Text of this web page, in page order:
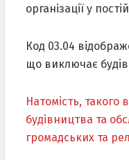
організації у
Код 03.04
що виключає
Натомість, такого
будівництва та
громадських та